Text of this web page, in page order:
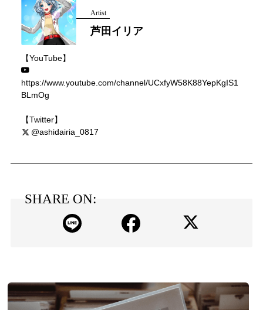
Artist
芦田イリア
【YouTube】
https://www.youtube.com/channel/UCxfyW58K88YepKgIS1
BLmOg
【Twitter】
@ashidairia_0817
SHARE ON: